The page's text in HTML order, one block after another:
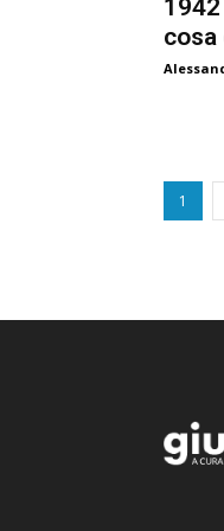
cosa